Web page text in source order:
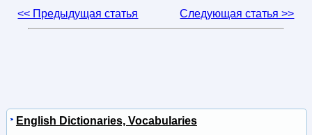
<< Предыдущая статья Следующая статья >>
English Dictionaries, Vocabularies